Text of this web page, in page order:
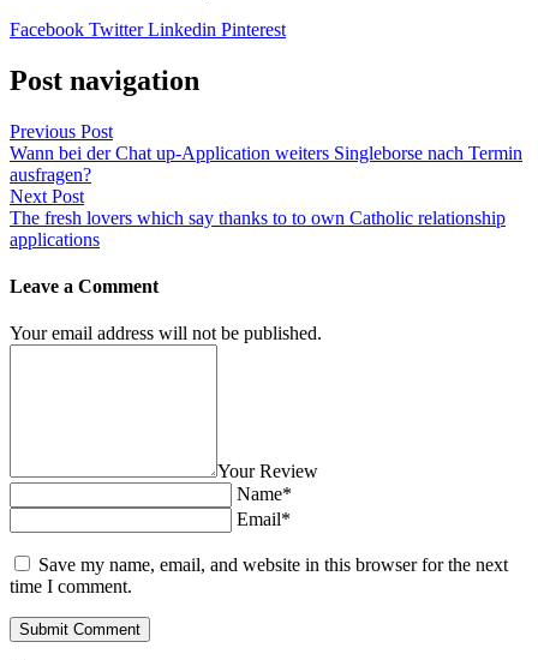
Facebook TwitterLinkedin Pinterest
Post navigation
Previous Post
Wann bei der Chat up-Application weiters Singleborse nach Termin
ausfragen?
Next Post
The fresh lovers which say thanks to to own Catholic relationship
applications
Leave a Comment
Your email address will not be published.
Your Review
Name*
Email*
Save my name, email, and website in this browser for the next
time I comment.